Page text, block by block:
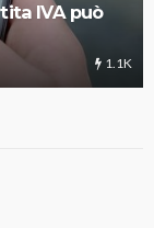
IVA può
1.1K